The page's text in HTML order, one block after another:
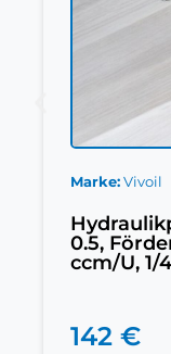
Marke Vivoil
0.5,
ccm/U, 1/
142 €